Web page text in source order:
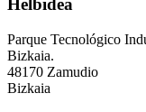
Helbidea
Parque Tecnológico
Bizkaia.
48170 Zamudio
Bizkaia